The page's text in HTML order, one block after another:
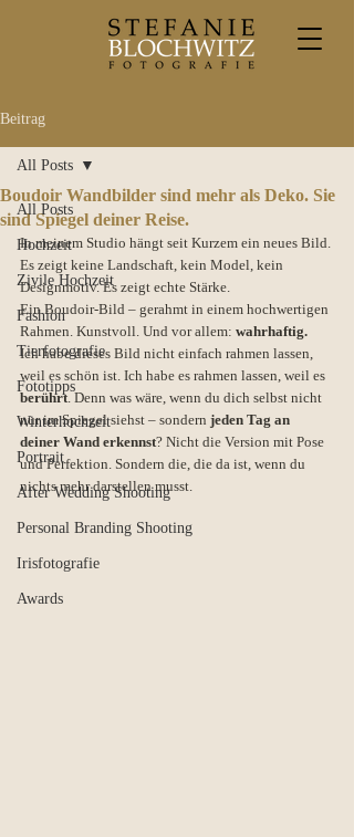
Beitrag
All Posts
Hochzeit
Zivile Hochzeit
Fashion
Tierfotografie
Fototipps
Winterhochzeit
Portrait
After Wedding Shooting
Personal Branding Shooting
Irisfotografie
Awards
All Posts
Boudoir Wandbilder sind mehr als Deko. Sie
sind Spiegel deiner Reise.
In meinem Studio hängt seit Kurzem ein neues Bild.
Es zeigt keine Landschaft, kein Model, kein
Designmotiv. Es zeigt echte Stärke.
Ein Boudoir-Bild – gerahmt in einem hochwertigen
Rahmen. Kunstvoll. Und vor allem: wahrhaftig.
Ich habe dieses Bild nicht einfach rahmen lassen,
weil es schön ist. Ich habe es rahmen lassen, weil es
berührt. Denn was wäre, wenn du dich selbst nicht
nur im Spiegel siehst – sondern jeden Tag an
deiner Wand erkennst? Nicht die Version mit Pose
und Perfektion. Sondern die, die da ist, wenn du
nichts mehr darstellen musst.